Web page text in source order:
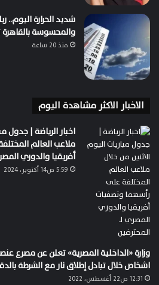
شديد الحرارة
والمحسوسة بالقاهرة تسجل
منذ 20 ساعة
الاخبار الاكثر مشاهدة اليوم
اخبار الرياضة | جدول
ملاعب العالم
أفريقيا والدوري
5:59 ص14 أكتوبر، 2024
اشخاص خلال تبادل إطلاق نار مع الشرطة
12:31 ص22 أغسطس، 2022